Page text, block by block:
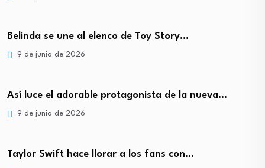
Belinda se une al elenco de Toy Story…
9 de junio de 2026
Así luce el adorable protagonista de la nueva…
9 de junio de 2026
Taylor Swift hace llorar a los fans con…